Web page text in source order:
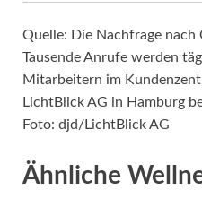
Quelle: Die Nachfrage
Tausende Anrufe werden
Mitarbeitern im
LichtBlick AG in Hamburg
Foto: djd/LichtBlick AG
Ähnliche